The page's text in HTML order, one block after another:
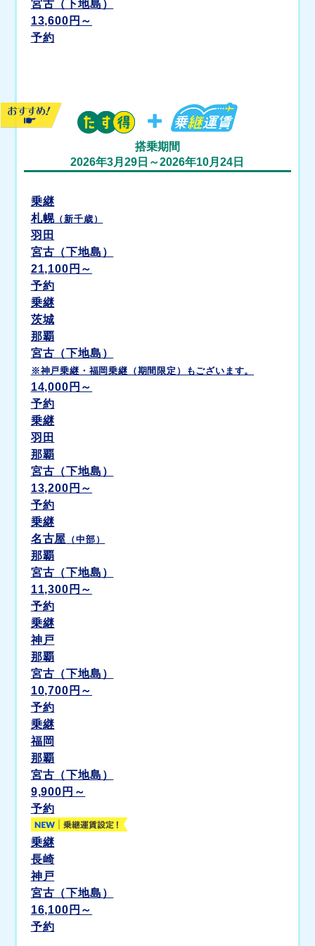
宮古（下地島）
13,600 円～
予約
搭乗期間
2026年3月29日～2026年10月24日
乗継
札幌（新千歳）
羽田
宮古（下地島）
21,100 円～
予約
乗継
茨城
那覇
宮古（下地島）
※神戸乗継・福岡乗継（期間限定）もございます。
14,000 円～
予約
乗継
羽田
那覇
宮古（下地島）
13,200 円～
予約
乗継
名古屋 （中部）
那覇
宮古（下地島）
11,300 円～
予約
乗継
神戸
那覇
宮古（下地島）
10,700 円～
予約
乗継
福岡
那覇
宮古（下地島）
9,900 円～
予約
乗継
長崎
神戸
宮古（下地島）
16,100 円～
予約